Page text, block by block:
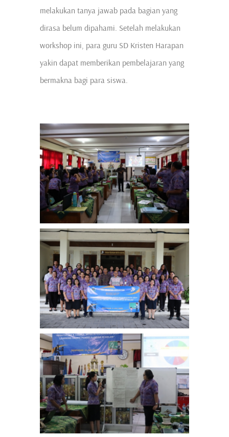
melakukan tanya jawab pada bagian yang
dirasa belum dipahami. Setelah melakukan
workshop ini, para guru SD Kristen Harapan
yakin dapat memberikan pembelajaran yang
bermakna bagi para siswa.